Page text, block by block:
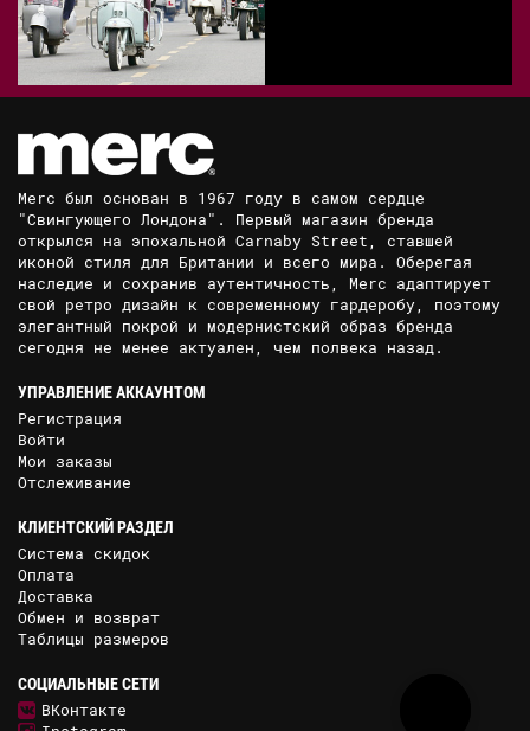
Merc был основан в 1967 году в самом сердце
"Свингующего Лондона". Первый магазин бренда
открылся на эпохальной Carnaby Street, ставшей
иконой стиля для Британии и всего мира. Оберегая
наследие и сохранив аутентичность, Merc адаптирует
свой ретро дизайн к современному гардеробу, поэтому
элегантный покрой и модернистский образ бренда
сегодня не менее актуален, чем полвека назад.
УПРАВЛЕНИЕ АККАУНТОМ
Регистрация
Войти
Мои заказы
Отслеживание
КЛИЕНТСКИЙ РАЗДЕЛ
Система скидок
Оплата
Доставка
Обмен и возврат
Таблицы размеров
СОЦИАЛЬНЫЕ СЕТИ
ВКонтакте